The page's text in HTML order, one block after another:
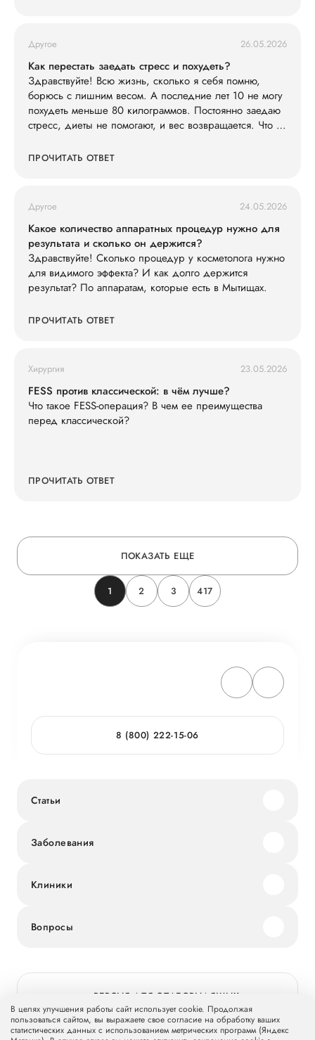
Другое 26.05.2026
Как перестать заедать стресс и похудеть?
Здравствуйте! Всю жизнь, сколько я себя помню,
борюсь с лишним весом. А последние лет 10 не могу
похудеть меньше 80 килограммов. Постоянно заедаю
стресс, диеты не помогают, и вес возвращается. Что со
ПРОЧИТАТЬ ОТВЕТ
Другое 24.05.2026
Какое количество аппаратных процедур нужно для
результата и сколько он держится?
Здравствуйте! Сколько процедур у косметолога нужно
для видимого эффекта? И как долго держится
результат? По аппаратам, которые есть в Мытищах.
ПРОЧИТАТЬ ОТВЕТ
Хирургия 23.05.2026
FESS против классической: в чём лучше?
Что такое FESS-операция? В чем ее преимущества
перед классической?
ПРОЧИТАТЬ ОТВЕТ
ПОКАЗАТЬ ЕЩЕ
1 2 3 417
8 (800) 222-15-06
Статьи
Заболевания
Клиники
Вопросы
ВЕРСИЯ ДЛЯ СЛАБОВИДЯЩИХ
В целях улучшения работы сайт использует cookie. Продолжая
пользоваться сайтом, вы выражаете свое согласие на обработку ваших
статистических данных с использованием метрических программ (Яндекс